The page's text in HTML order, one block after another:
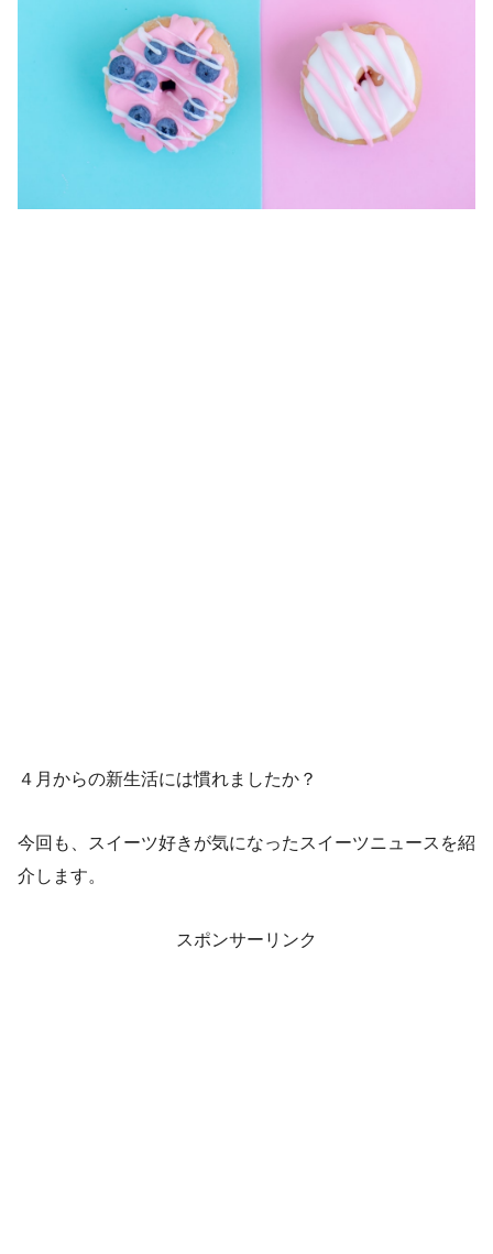
４月からの新生活には慣れましたか？
今回も、スイーツ好きが気になったスイーツニュースを紹
介します。
スポンサーリンク